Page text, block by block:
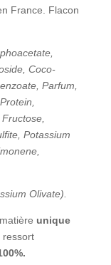
France. Flacon
Coco-
Parfum,
Potassium
Olivate).
unique